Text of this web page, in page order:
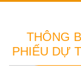
THÔNG
PHIẾU DỰ